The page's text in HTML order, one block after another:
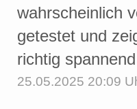
wahrscheinlich
getestet und
richtig
25.05.2025 20:09